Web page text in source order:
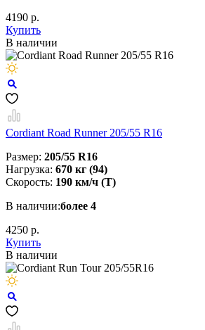
4190 р.
Купить
В наличии
Cordiant Road Runner 205/55 R16
Размер: 205/55 R16
Нагрузка: 670 кг (94)
Скорость: 190 км/ч (T)
В наличии:более 4
4250 р.
Купить
В наличии